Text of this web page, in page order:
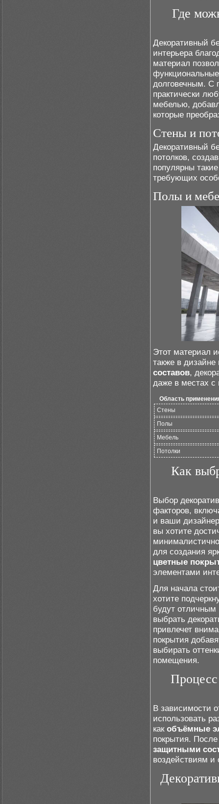
Где
Декоративный
интерьера
материал
долговечным. С
практически
мебелью,
которые
Стены и
Декоративный
потолков,
популярны
требующих
Полы и
Этот материал
также в
составов,
даже в местах с
Область
Стены
Полы
Мебель
Потолки
Как
Выбор
факторов,
и ваши
вы хотите
для создания
цветные
элементами
Для начала
хотите
будут отличным
выбрать
привлечет
покрытия
выбирать
помещения.
Процесс
В зависимости
использовать
как объёмные
покрытия. После
защитными
воздействиям и